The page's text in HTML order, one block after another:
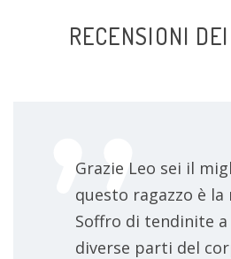
RECENSIONI
Grazie Leo sei il
questo ragazzo è la
Soffro di tendinite
diverse parti del